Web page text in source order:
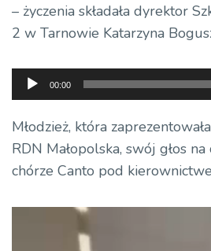
– życzenia składała dyrektor
2 w Tarnowie Katarzyna
Odtwarzacz
plików
dźwiękowych
00:00
Młodzież, która
RDN Małopolska, swój głos
chórze Canto pod
Odtwarzacz